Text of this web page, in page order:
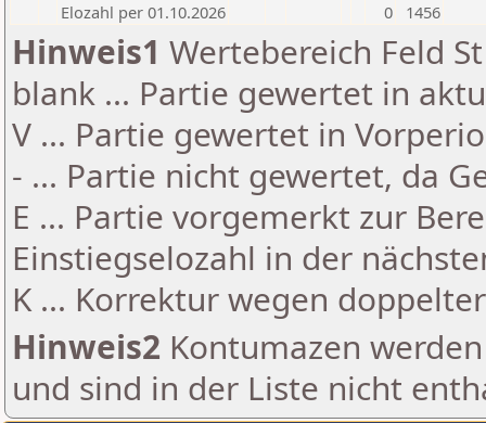
Elozahl per 01.10.2026
0 1456
Hinweis1 Wertebereich Feld
blank ... Partie gewertet in
V ... Partie gewertet in
- ... Partie nicht gewertet, da
E ... Partie vorgemerkt zur
Einstiegselozahl in der
K ... Korrektur wegen
Hinweis2 Kontumazen
und sind in der Liste nicht